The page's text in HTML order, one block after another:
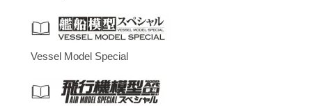
Vessel Model Special